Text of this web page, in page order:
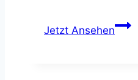
&
Jetzt Ansehen